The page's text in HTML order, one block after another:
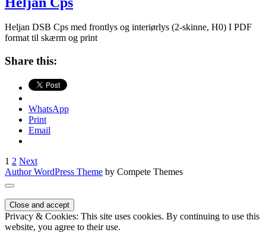
Heljan DSB Cps med frontlys og interiørlys (2-skinne, H0) I PDF
format til skærm og print
Share this:
WhatsApp
Print
Email
Indlægsinddeling
1 2 Next
Author WordPress Theme by Compete Themes
Scroll
to
the
top
Privacy & Cookies: This site uses cookies. By continuing to use this
website, you agree to their use.